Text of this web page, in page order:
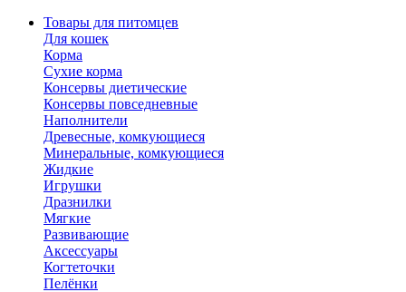
Товары для питомцев
Для кошек
Корма
Сухие корма
Консервы диетические
Консервы повседневные
Наполнители
Древесные, комкующиеся
Минеральные, комкующиеся
Жидкие
Игрушки
Дразнилки
Мягкие
Развивающие
Аксессуары
Когтеточки
Пелёнки